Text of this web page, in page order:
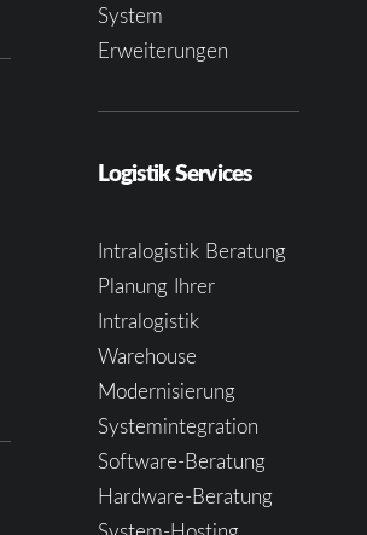
System
Erweiterungen
Logistik Services
Intralogistik Beratung
Planung Ihrer
Intralogistik
Warehouse
Modernisierung
Systemintegration
Software-Beratung
Hardware-Beratung